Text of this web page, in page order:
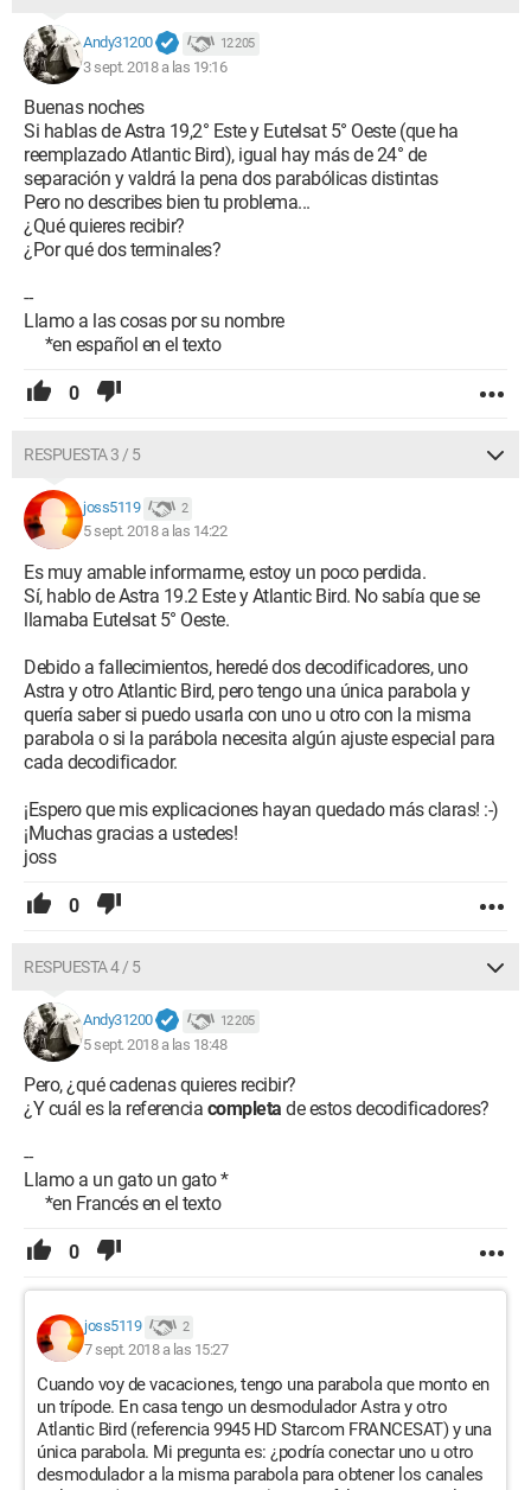
Andy31200 12 205
3 sept. 2018 a las 19:16
Buenas noches
Si hablas de Astra 19,2° Este y Eutelsat 5° Oeste (que ha
reemplazado Atlantic Bird), igual hay más de 24° de
separación y valdrá la pena dos parabólicas distintas
Pero no describes bien tu problema...
¿Qué quieres recibir?
¿Por qué dos terminales?
--
Llamo a las cosas por su nombre
*en español en el texto
0
RESPUESTA 3 / 5
joss5119 2
5 sept. 2018 a las 14:22
Es muy amable informarme, estoy un poco perdida.
Sí, hablo de Astra 19.2 Este y Atlantic Bird. No sabía que se
llamaba Eutelsat 5° Oeste.
Debido a fallecimientos, heredé dos decodificadores, uno
Astra y otro Atlantic Bird, pero tengo una única parabola y
quería saber si puedo usarla con uno u otro con la misma
parabola o si la parábola necesita algún ajuste especial para
cada decodificador.
¡Espero que mis explicaciones hayan quedado más claras! :-)
¡Muchas gracias a ustedes!
joss
0
RESPUESTA 4 / 5
Andy31200 12 205
5 sept. 2018 a las 18:48
Pero, ¿qué cadenas quieres recibir?
¿Y cuál es la referencia completa de estos decodificadores?
--
Llamo a un gato un gato *
*en Francés en el texto
0
joss5119 2
7 sept. 2018 a las 15:27
Cuando voy de vacaciones, tengo una parabola que monto en
un trípode. En casa tengo un desmodulador Astra y otro
Atlantic Bird (referencia 9945 HD Starcom FRANCESAT) y una
única parabola. Mi pregunta es: ¿podría conectar uno u otro
desmodulador a la misma parabola para obtener los canales